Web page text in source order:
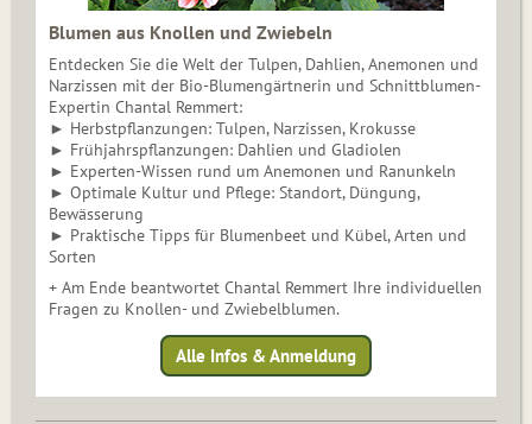
Blumen aus Knollen und Zwiebeln
Entdecken Sie die Welt der Tulpen, Dahlien, Anemonen und
Narzissen mit der Bio-Blumengärtnerin und Schnittblumen-
Expertin Chantal Remmert:
► Herbstpflanzungen: Tulpen, Narzissen, Krokusse
► Frühjahrspflanzungen: Dahlien und Gladiolen
► Experten-Wissen rund um Anemonen und Ranunkeln
► Optimale Kultur und Pflege: Standort, Düngung,
Bewässerung
► Praktische Tipps für Blumenbeet und Kübel, Arten und
Sorten
+ Am Ende beantwortet Chantal Remmert Ihre individuellen
Fragen zu Knollen- und Zwiebelblumen.
Alle Infos & Anmeldung